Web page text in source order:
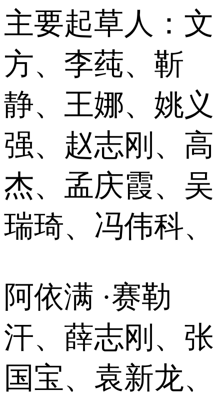
主要起草人：文
方、李莼、靳
静、王娜、姚义
强、赵志刚、高
杰、孟庆霞、吴
瑞琦、冯伟科、
阿依满 ·赛勒
汗、薛志刚、张
国宝、袁新龙、